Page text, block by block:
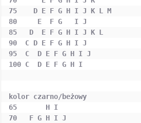
75    D E F G H I J K L
80     E  F G   I J
85   D  E F G H I J K L
90  C D E F G H I J
95  C  D E F G H I J
100 C  D E F G H I
kolor czarno/beżowy
65       H I
70   F G H I J